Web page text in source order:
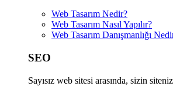
Web Tasarım Nedir?
Web Tasarım Nasıl Yapılır?
Web Tasarım Danışmanlığı
SEO
Sayısız web sitesi arasında, sizin